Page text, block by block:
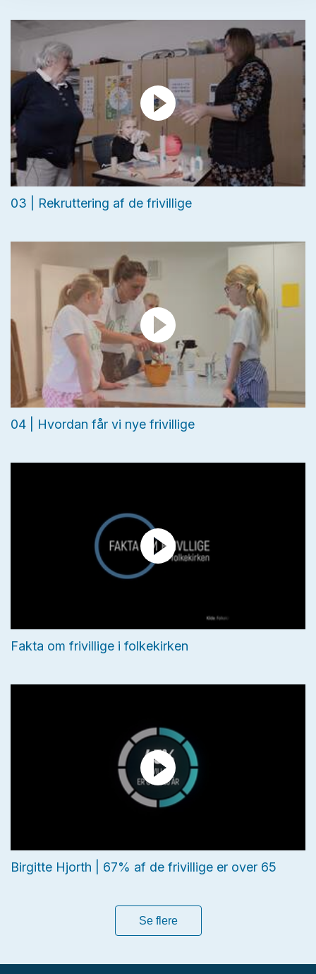
03 | Rekruttering af de frivillige
04 | Hvordan får vi nye frivillige
Fakta om frivillige i folkekirken
Birgitte Hjorth | 67% af de frivillige er over 65
Se flere